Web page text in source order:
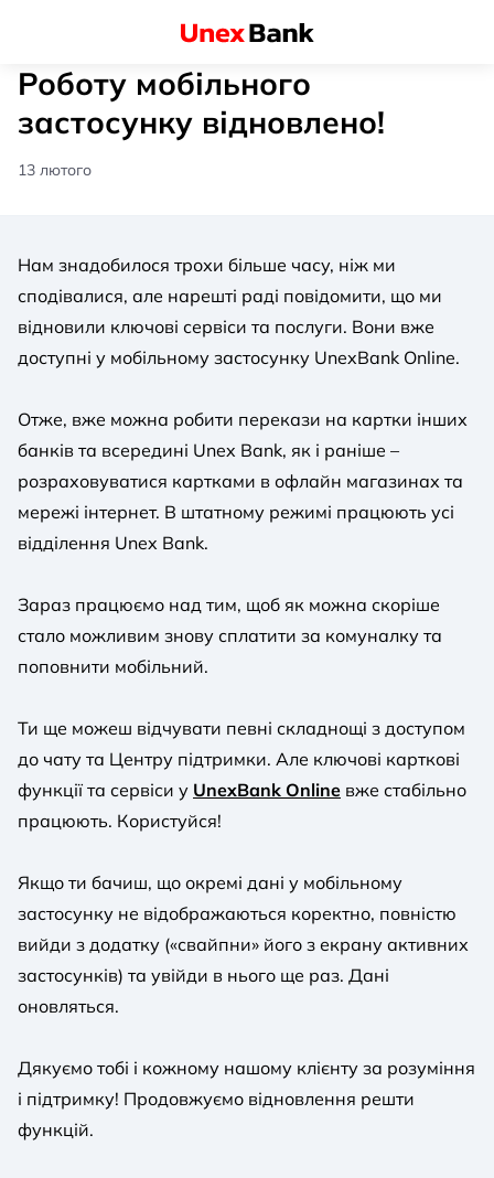
Роботу мобільного
застосунку відновлено!
13 лютого
Нам знадобилося трохи більше часу, ніж ми
сподівалися, але нарешті раді повідомити, що ми
відновили ключові сервіси та послуги. Вони вже
доступні у мобільному застосунку UnexBank Online.
Отже, вже можна робити перекази на картки інших
банків та всередині Unex Bank, як і раніше –
розраховуватися картками в офлайн магазинах та
мережі інтернет. В штатному режимі працюють усі
відділення Unex Bank.
Зараз працюємо над тим, щоб як можна скоріше
стало можливим знову сплатити за комуналку та
поповнити мобільний.
Ти ще можеш відчувати певні складнощі з доступом
до чату та Центру підтримки. Але ключові карткові
функції та сервіси у UnexBank Online вже стабільно
працюють. Користуйся!
Якщо ти бачиш, що окремі дані у мобільному
застосунку не відображаються коректно, повністю
вийди з додатку («свайпни» його з екрану активних
застосунків) та увійди в нього ще раз. Дані
оновляться.
Дякуємо тобі і кожному нашому клієнту за розуміння
і підтримку! Продовжуємо відновлення решти
функцій.